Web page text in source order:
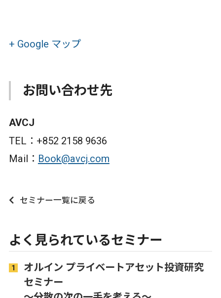
+ Google マップ
お問い合わせ先
AVCJ
TEL：+852 2158 9636
Mail： Book@avcj.com
セミナー一覧に戻る
よく見られているセミナー
オルイン プライベートアセット投資研究
セミナー